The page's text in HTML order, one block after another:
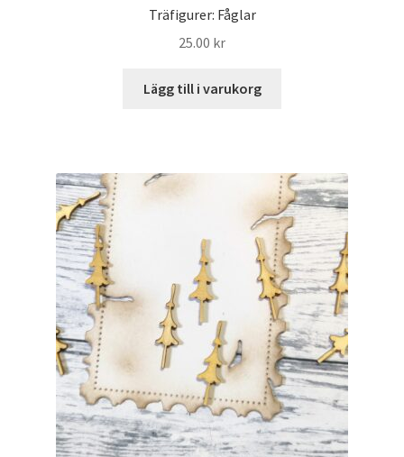
Träfigurer: Fåglar
25.00 kr
Lägg till i varukorg